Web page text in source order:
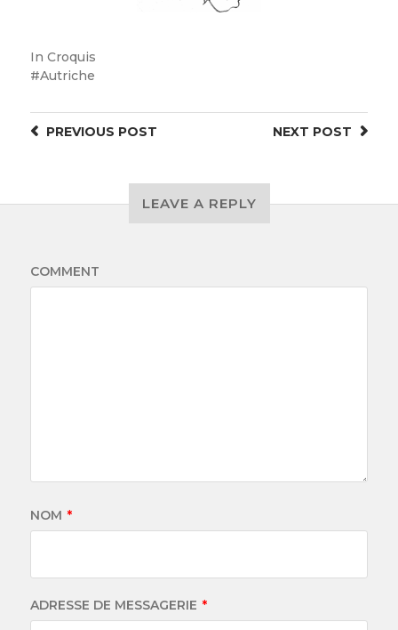
In Croquis
Autriche
NEXT POST
PREVIOUS POST
LEAVE A REPLY
COMMENT
NOM *
ADRESSE DE MESSAGERIE *